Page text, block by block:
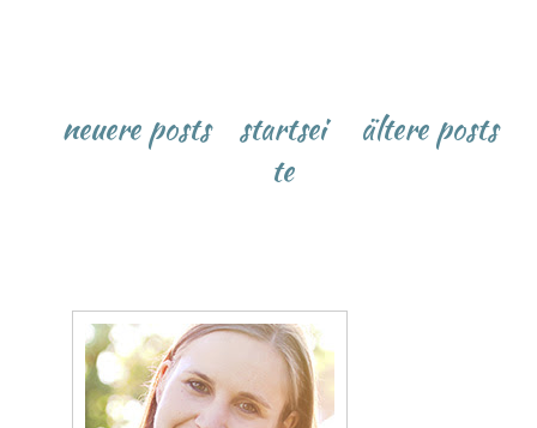
neuere posts ältere posts
startsei
te